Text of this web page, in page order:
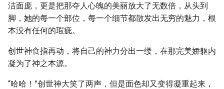
洁面庞，更是把那夺人心魄的美丽放大了无数倍，从头到
脚，她的每一个部位，每一个细节都散发出无穷的魅力，根
本没有任何的瑕疵。
创世神食指再动，将自己的神力分出一缕，在那完美娇躯内
凝为了神之本源。
“哈哈！”创世神大笑了两声，但是面色却又变得凝重起来，